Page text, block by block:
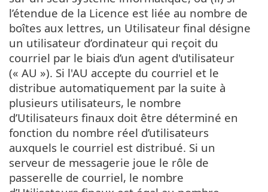
l’étendue de la Licence est liée au nombre de
boîtes aux lettres, un Utilisateur final désigne
un utilisateur d’ordinateur qui reçoit du
courriel par le biais d’un agent d'utilisateur
(« AU »). Si l'AU accepte du courriel et le
distribue automatiquement par la suite à
plusieurs utilisateurs, le nombre
d’Utilisateurs finaux doit être déterminé en
fonction du nombre réel d’utilisateurs
auxquels le courriel est distribué. Si un
serveur de messagerie joue le rôle de
passerelle de courriel, le nombre